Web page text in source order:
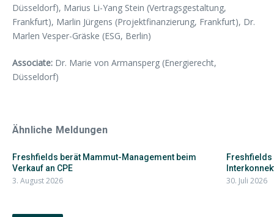
Düsseldorf), Marius Li-Yang Stein (Vertragsgestaltung,
Frankfurt), Marlin Jürgens (Projektfinanzierung, Frankfurt), Dr.
Marlen Vesper-Gräske (ESG, Berlin)
Associate: Dr. Marie von Armansperg (Energierecht,
Düsseldorf)
Ähnliche Meldungen
Freshfields berät Mammut-Management beim
Verkauf an CPE
3. August 2026
Freshfields
30. Juli 2026